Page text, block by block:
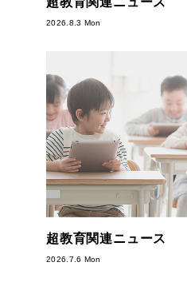
2026.8.3 Mon
超教育関連ニュース
2026.7.6 Mon